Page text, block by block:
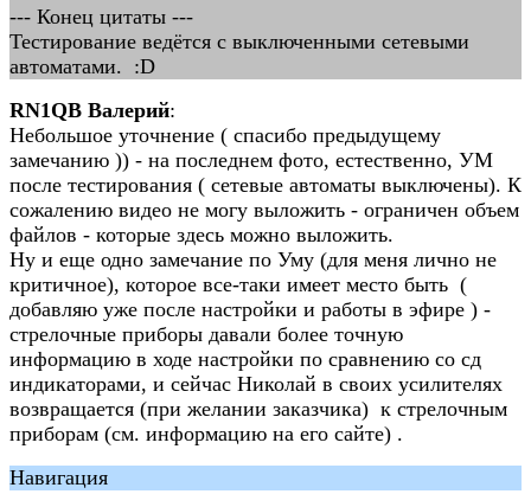
--- Конец цитаты ---
Тестирование ведётся с выключенными сетевыми
автоматами. :D
RN1QB Валерий:
Небольшое уточнение ( спасибо предыдущему
замечанию )) - на последнем фото, естественно, УМ
после тестирования ( сетевые автоматы выключены). К
сожалению видео не могу выложить - ограничен объем
файлов - которые здесь можно выложить.
Ну и еще одно замечание по Уму (для меня лично не
критичное), которое все-таки имеет место быть (
добавляю уже после настройки и работы в эфире ) -
стрелочные приборы давали более точную
информацию в ходе настройки по сравнению со сд
индикаторами, и сейчас Николай в своих усилителях
возвращается (при желании заказчика) к стрелочным
приборам (см. информацию на его сайте) .
Навигация